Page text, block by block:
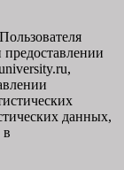
предоставлении
данных,
в